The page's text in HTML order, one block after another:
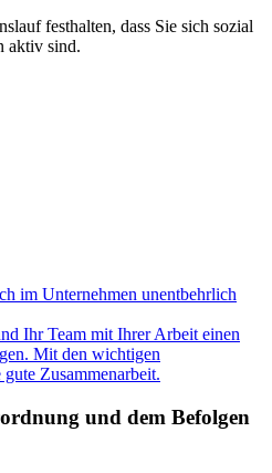
festhalten, dass Sie sich sozial
aktiv sind.
im Unternehmen unentbehrlich
Ihr Team mit Ihrer Arbeit einen
Mit den wichtigen
Zusammenarbeit.
und dem Befolgen